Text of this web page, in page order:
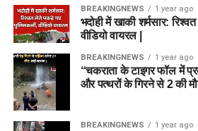
BREAKINGNEWS 1 year ago
भदोही में खाकी शर्मसार:
वीडियो वायरल |
BREAKINGNEWS 1 year ago
“चकराता के टाइगर फॉल में
और पत्थरों के गिरने से 2 की
BREAKINGNEWS 1 year ago